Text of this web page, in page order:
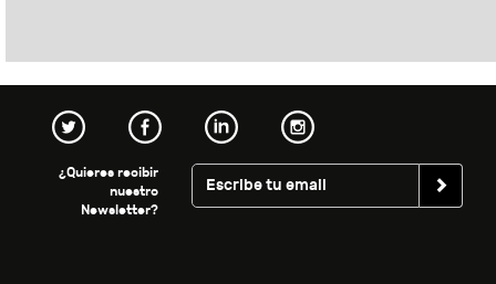
¿Quieres recibir
nuestro
Newsletter?